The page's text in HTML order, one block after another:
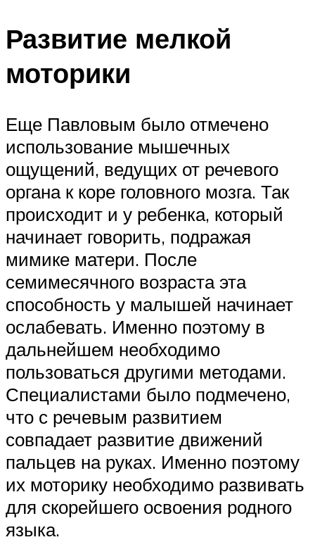
Развитие мелкой
моторики
Еще Павловым было отмечено
использование мышечных
ощущений, ведущих от речевого
органа к коре головного мозга. Так
происходит и у ребенка, который
начинает говорить, подражая
мимике матери. После
семимесячного возраста эта
способность у малышей начинает
ослабевать. Именно поэтому в
дальнейшем необходимо
пользоваться другими методами.
Специалистами было подмечено,
что с речевым развитием
совпадает развитие движений
пальцев на руках. Именно поэтому
их моторику необходимо развивать
для скорейшего освоения родного
языка.